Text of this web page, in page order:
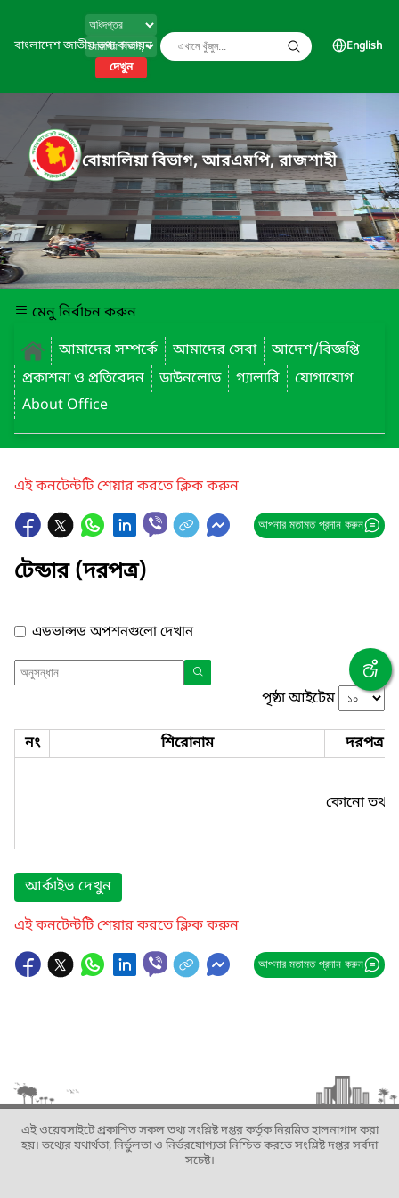
বাংলাদেশ জাতীয় তথ্য বাতায়ন
দেখুন
English
বোয়ালিয়া বিভাগ, আরএমপি, রাজশাহী
মেনু নির্বাচন করুন
আমাদের সম্পর্কে
আমাদের সেবা
আদেশ/বিজ্ঞপ্তি
প্রকাশনা ও প্রতিবেদন
ডাউনলোড গ্যালারি
যোগাযোগ
About Office
এই কনটেন্টটি শেয়ার করতে ক্লিক করুন
আপনার মতামত প্রদান করুন
টেন্ডার (দরপত্র)
এডভান্সড অপশনগুলো দেখান
পৃষ্ঠা আইটেম
নং শিরোনাম দরপত্র
কোনো তথ্য
আর্কাইভ দেখুন
এই কনটেন্টটি শেয়ার করতে ক্লিক করুন
আপনার মতামত প্রদান করুন
এই ওয়েবসাইটে প্রকাশিত সকল তথ্য সংশ্লিষ্ট দপ্তর কর্তৃক নিয়মিত হালনাগাদ করা
হয়। তথ্যের যথার্থতা, নির্ভুলতা ও নির্ভরযোগ্যতা নিশ্চিত করতে সংশ্লিষ্ট দপ্তর সর্বদা
সচেষ্ট।